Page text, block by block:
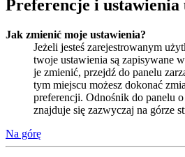
Preferencje i
Jak zmienić moje ustawienia?
Jeżeli jesteś zarejestrowanym
twoje ustawienia są zapisywane
je zmienić, przejdź do panelu
tym miejscu możesz dokonać
preferencji. Odnośnik do panelu
znajduje się zazwyczaj na górze
Na górę